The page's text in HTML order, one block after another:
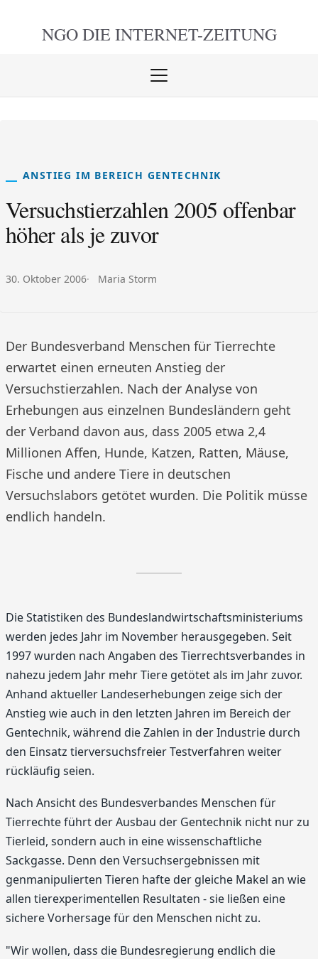
NGO DIE INTERNET-ZEITUNG
Menü
ANSTIEG IM BEREICH GENTECHNIK
Versuchstierzahlen 2005 offenbar
höher als je zuvor
Veröffentlicht am:
30. Oktober 2006 Autor:
Maria Storm
Der Bundesverband Menschen für Tierrechte
erwartet einen erneuten Anstieg der
Versuchstierzahlen. Nach der Analyse von
Erhebungen aus einzelnen Bundesländern geht
der Verband davon aus, dass 2005 etwa 2,4
Millionen Affen, Hunde, Katzen, Ratten, Mäuse,
Fische und andere Tiere in deutschen
Versuchslabors getötet wurden. Die Politik müsse
endlich handeln.
Die Statistiken des Bundeslandwirtschaftsministeriums
werden jedes Jahr im November herausgegeben. Seit
1997 wurden nach Angaben des Tierrechtsverbandes in
nahezu jedem Jahr mehr Tiere getötet als im Jahr zuvor.
Anhand aktueller Landeserhebungen zeige sich der
Anstieg wie auch in den letzten Jahren im Bereich der
Gentechnik, während die Zahlen in der Industrie durch
den Einsatz tierversuchsfreier Testverfahren weiter
rückläufig seien.
Nach Ansicht des Bundesverbandes Menschen für
Tierrechte führt der Ausbau der Gentechnik nicht nur zu
Tierleid, sondern auch in eine wissenschaftliche
Sackgasse. Denn den Versuchsergebnissen mit
genmanipulierten Tieren hafte der gleiche Makel an wie
allen tierexperimentellen Resultaten - sie ließen eine
sichere Vorhersage für den Menschen nicht zu.
"Wir wollen, dass die Bundesregierung endlich die